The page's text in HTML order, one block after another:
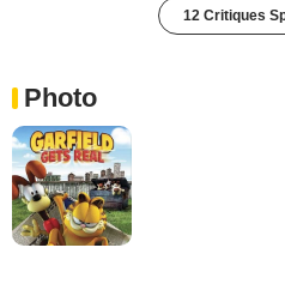
12 Critiques
Photo